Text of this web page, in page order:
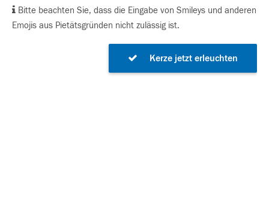
Bitte beachten Sie, dass die Eingabe von Smileys und anderen
Emojis aus Pietätsgründen nicht zulässig ist.
Kerze jetzt erleuchten